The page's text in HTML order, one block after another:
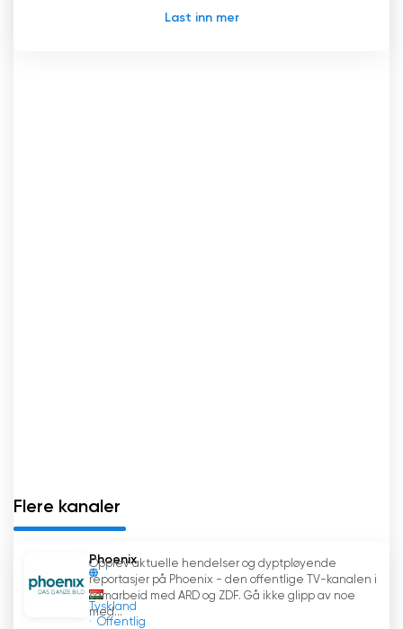
Last inn mer
Flere kanaler
Phoenix
Tyskland
Offentlig
Opplev aktuelle hendelser og dyptpløyende
reportasjer på Phoenix - den offentlige TV-kanalen i
samarbeid med ARD og ZDF. Gå ikke glipp av noe
med...